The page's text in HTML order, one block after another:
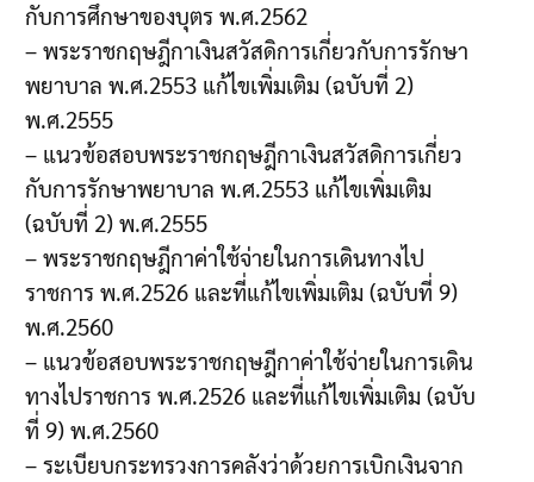
กับการศึกษาของบุตร พ.ศ.2562
– พระราชกฤษฎีกาเงินสวัสดิการเกี่ยวกับการรักษา
พยาบาล พ.ศ.2553 แก้ไขเพิ่มเติม (ฉบับที่ 2)
พ.ศ.2555
– แนวข้อสอบพระราชกฤษฎีกาเงินสวัสดิการเกี่ยว
กับการรักษาพยาบาล พ.ศ.2553 แก้ไขเพิ่มเติม
(ฉบับที่ 2) พ.ศ.2555
– พระราชกฤษฎีกาค่าใช้จ่ายในการเดินทางไป
ราชการ พ.ศ.2526 และที่แก้ไขเพิ่มเติม (ฉบับที่ 9)
พ.ศ.2560
– แนวข้อสอบพระราชกฤษฎีกาค่าใช้จ่ายในการเดิน
ทางไปราชการ พ.ศ.2526 และที่แก้ไขเพิ่มเติม (ฉบับ
ที่ 9) พ.ศ.2560
– ระเบียบกระทรวงการคลังว่าด้วยการเบิกเงินจาก